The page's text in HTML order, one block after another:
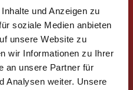
und Anzeigen zu
soziale Medien anbieten
unsere Website zu
wir Informationen zu Ihrer
an unsere Partner für
Analysen weiter. Unsere